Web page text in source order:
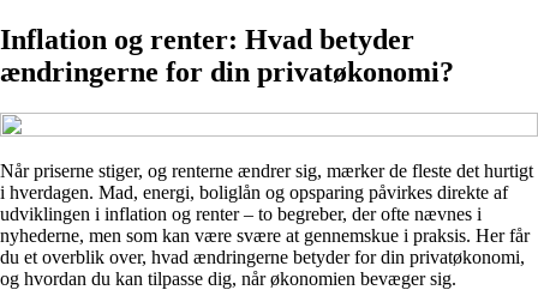
Inflation og renter: Hvad betyder
ændringerne for din privatøkonomi?
Når priserne stiger, og renterne ændrer sig, mærker de fleste det hurtigt
i hverdagen. Mad, energi, boliglån og opsparing påvirkes direkte af
udviklingen i inflation og renter – to begreber, der ofte nævnes i
nyhederne, men som kan være svære at gennemskue i praksis. Her får
du et overblik over, hvad ændringerne betyder for din privatøkonomi,
og hvordan du kan tilpasse dig, når økonomien bevæger sig.